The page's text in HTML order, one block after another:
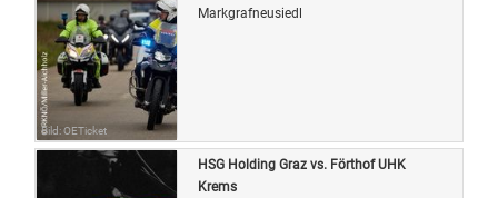
Bild: OETicket
Markgrafneusiedl
HSG Holding Graz vs. Förthof UHK
Krems